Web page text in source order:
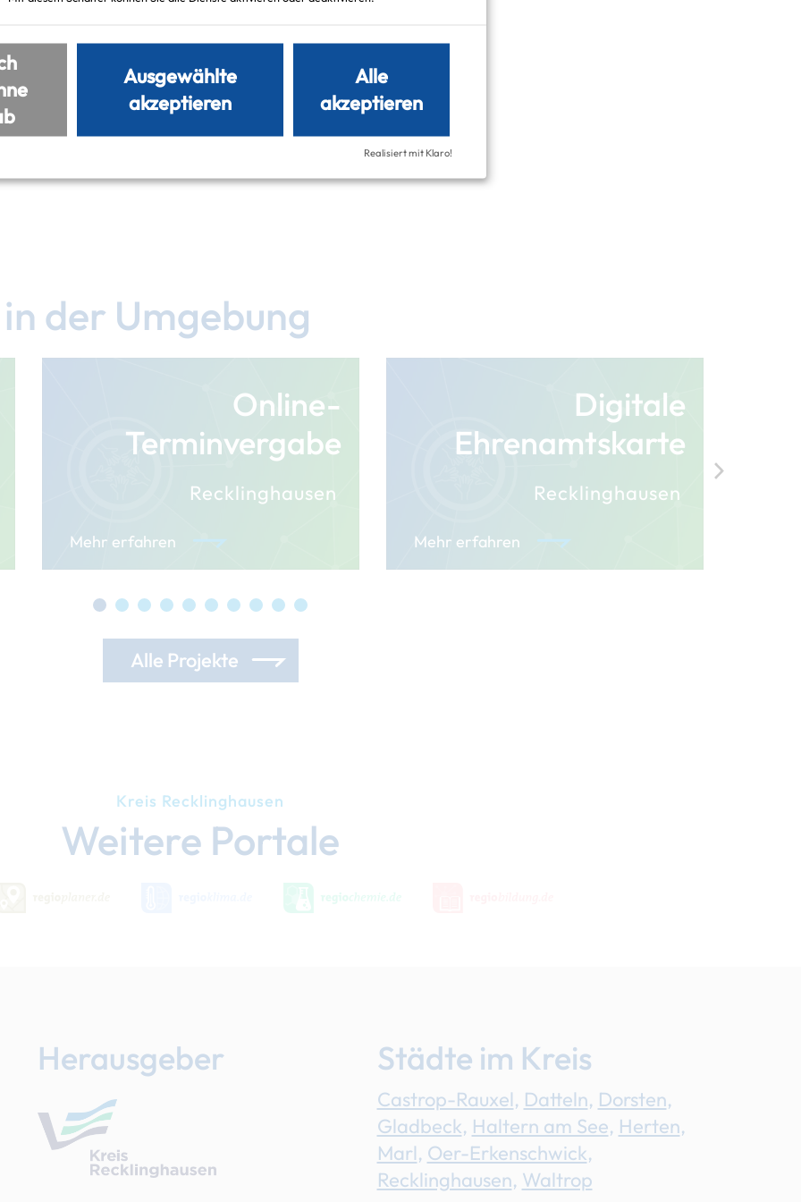
der Umgebung
Online-
Terminvergabe
Recklinghausen
Mehr erfahren
Digitale
Ehrenamtskarte
Recklinghausen
Mehr erfahren
Alle Projekte
Kreis Recklinghausen
Weitere Portale
Herausgeber Städte im Kreis
Castrop-Rauxel, Datteln, Dorsten,
Gladbeck, Haltern am See, Herten,
Marl, Oer-Erkenschwick,
Recklinghausen, Waltrop
Ausgewählte
akzeptieren
Alle
akzeptieren
Realisiert mit Klaro!